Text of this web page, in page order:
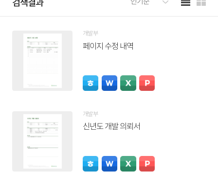
개발부
페이지 수정 내역
개발부
신년도 개발 의뢰서